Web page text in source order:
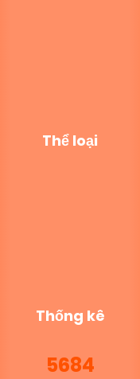
Thể loại
Thống kê
5684